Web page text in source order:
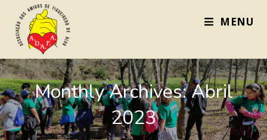
MENU
Monthly Archives: Abril
2023